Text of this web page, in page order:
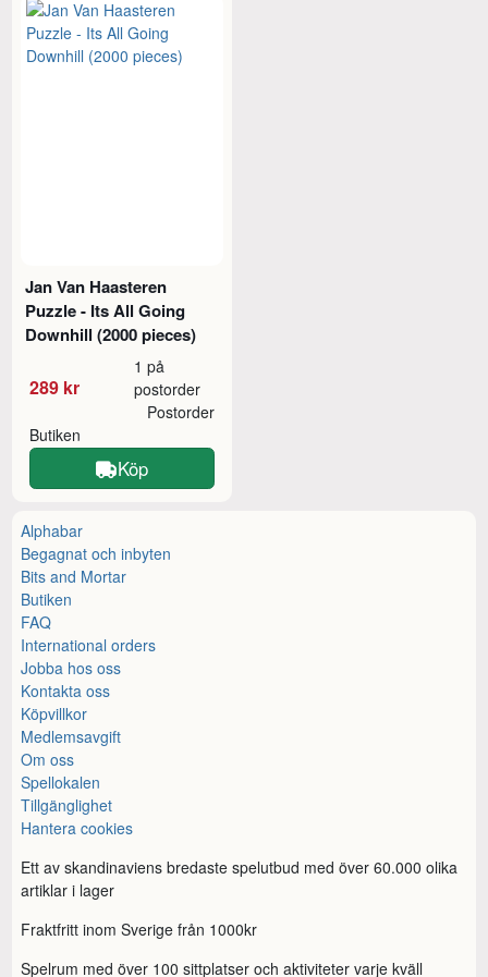
Jan Van Haasteren
Puzzle - Its All Going
Downhill (2000 pieces)
289 kr
1 på
postorder
Butiken
Postorder
Köp
Alphabar
Begagnat och inbyten
Bits and Mortar
Butiken
FAQ
International orders
Jobba hos oss
Kontakta oss
Köpvillkor
Medlemsavgift
Om oss
Spellokalen
Tillgänglighet
Hantera cookies
Ett av skandinaviens bredaste spelutbud med över 60.000 olika
artiklar i lager
Fraktfritt inom Sverige från 1000kr
Spelrum med över 100 sittplatser och aktiviteter varje kväll